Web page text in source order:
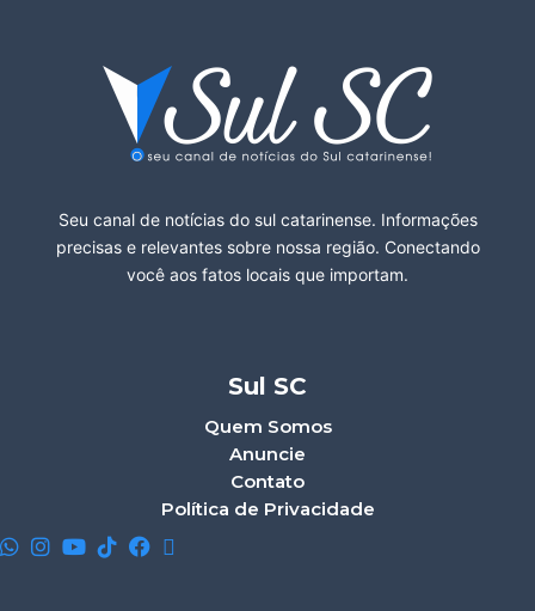
Seu canal de notícias do sul catarinense. Informações
precisas e relevantes sobre nossa região. Conectando
você aos fatos locais que importam.
Sul SC
Quem Somos
Anuncie
Contato
Política de Privacidade